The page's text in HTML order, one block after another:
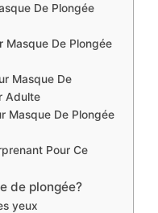
De Plongée
Masque De Plongée
Masque De
Adulte
Masque De Plongée
Pour Ce
de plongée?
yeux